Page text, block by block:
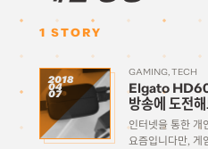
1 STORY
2018
04
07
GAMING TECH
Elgato HD60
방송에 도전
인터넷을 통한 개
요즘입니다만, 게